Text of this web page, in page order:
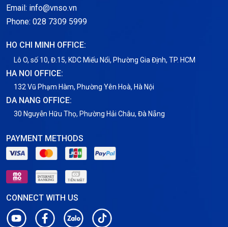
Email: info@vnso.vn
Phone: 028 7309 5999
HO CHI MINH OFFICE:
Lô O, số 10, Đ.15, KDC Miếu Nổi, Phường Gia Định, TP. HCM
HA NOI OFFICE:
132 Vũ Phạm Hàm, Phường Yên Hoà, Hà Nội
DA NANG OFFICE:
30 Nguyễn Hữu Thọ, Phường Hải Châu, Đà Nẵng
PAYMENT METHODS
CONNECT WITH US